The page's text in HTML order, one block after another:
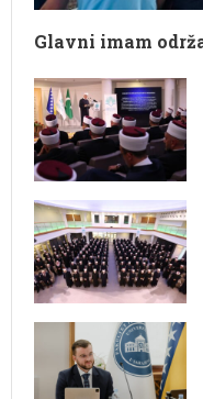
Glavni imam